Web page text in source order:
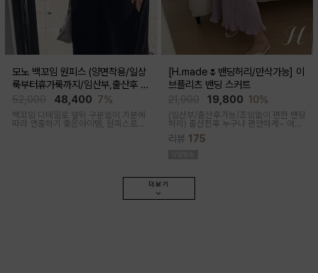
모노 백꼬임 원피스 (양면착용/일상
룩부터휴가룩까지/임산부,출산후 가
48,400 7%
백꼬임 디테일로 앞뒤 구분없이 기분에
따라 연출하기 좋은아이템, 원피스로도,
[H.made🌷밴딩허리/만삭가능] 이
브플리츠 밴딩 스커트
19,800 10%
(임산부/출산후가능/조임없이 편한 밴딩
허리) 출산전후 누구나 편안하게~ 여성
운 플리츠 스커트
리뷰 175
더보기